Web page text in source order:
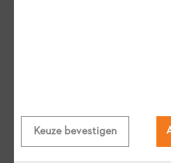
Keuze bevestigen